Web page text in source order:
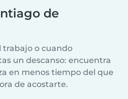
de
trabajo o cuando
un descanso: encuentra
en menos tiempo del que
de acostarte.